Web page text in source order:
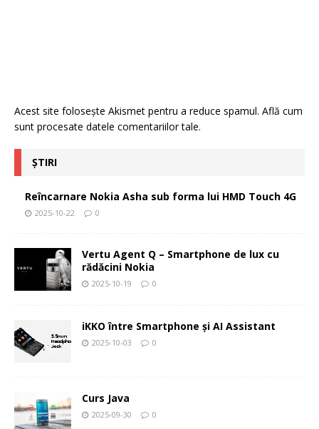
Acest site folosește Akismet pentru a reduce spamul. Află cum
sunt procesate datele comentariilor tale.
ȘTIRI
Reîncarnare Nokia Asha sub forma lui HMD Touch 4G
2025-10-22 0
Vertu Agent Q – Smartphone de lux cu
rădăcini Nokia
2025-10-19 0
iKKO între Smartphone și AI Assistant
2025-10-03 0
Curs Java
2025-09-30 0